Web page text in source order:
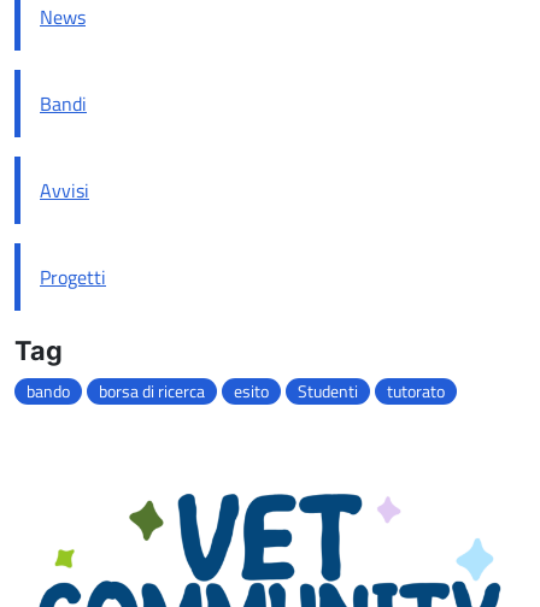
News
Bandi
Avvisi
Progetti
Tag
bando borsa di ricerca esito Studenti tutorato